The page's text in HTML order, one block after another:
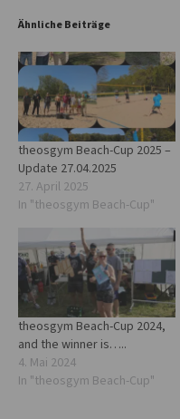
Ähnliche Beiträge
theosgym Beach-Cup 2025 –
Update 27.04.2025
27. April 2025
In "theosgym Beach-Cup"
theosgym Beach-Cup 2024,
and the winner is…..
4. Mai 2024
In "theosgym Beach-Cup"